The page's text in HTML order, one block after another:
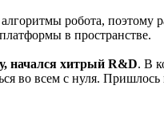
робота, поэтому
в пространстве.
начался хитрый R&D. В
во всем с нуля.